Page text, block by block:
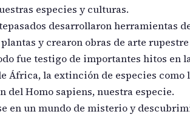
especies y culturas.
desarrollaron herramientas
y crearon obras de arte
fue testigo de importantes hitos en
África, la extinción de especies como
del Homo sapiens, nuestra especie.
en un mundo de misterio y